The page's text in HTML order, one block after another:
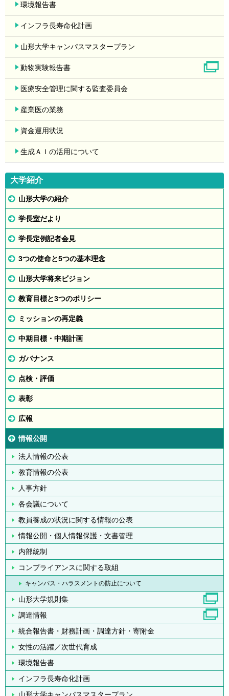
環境報告書
インフラ長寿命化計画
山形大学キャンパスマスタープラン
動物実験報告書
医療安全管理に関する監査委員会
産業医の業務
資金運用状況
生成ＡＩの活用について
大学紹介
山形大学の紹介
学長室だより
学長定例記者会見
3つの使命と5つの基本理念
山形大学将来ビジョン
教育目標と3つのポリシー
ミッションの再定義
中期目標・中期計画
ガバナンス
点検・評価
表彰
広報
情報公開
法人情報の公表
教育情報の公表
人事方針
各会議について
教員養成の状況に関する情報の公表
情報公開・個人情報保護・文書管理
内部統制
コンプライアンスに関する取組
キャンパス・ハラスメントの防止について
山形大学規則集
調達情報
統合報告書・財務計画・調達方針・寄附金
女性の活躍／次世代育成
環境報告書
インフラ長寿命化計画